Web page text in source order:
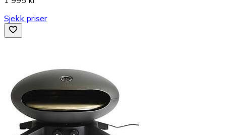
Sjekk priser